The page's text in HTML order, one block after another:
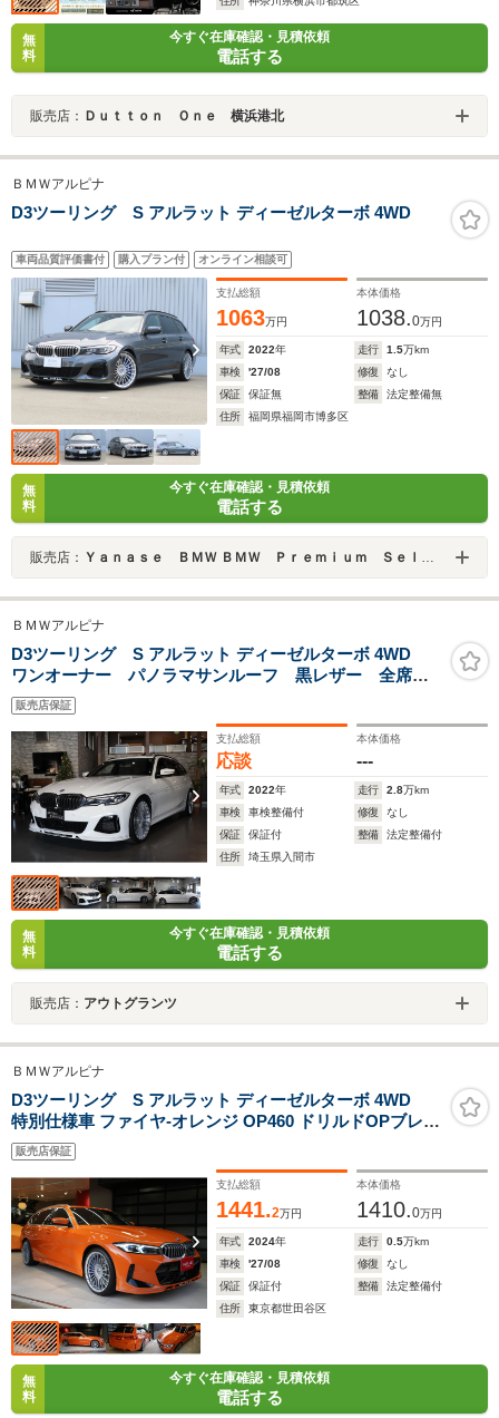
無
料
今すぐ在庫確認・見積依頼
電話する
販売店： Ｄｕｔｔｏｎ Ｏｎｅ 横浜港北
ＢＭＷアルピナ
D3ツーリング S アルラット ディーゼルターボ 4WD
車両品質評価書付 購入プラン付 オンライン相談可
支払総額
1063万円
本体価格
1038.0万円
年式 2022年 走行 1.5万km
車検
'27/08 修復
なし
保証
保証無 整備
法定整備無
住所
福岡県福岡市博多区
無
料
今すぐ在庫確認・見積依頼
電話する
販売店： Ｙａｎａｓｅ ＢＭＷ ＢＭＷ Ｐｒｅｍｉｕｍ Ｓｅｌｅｃｔｉｏｎ 福岡
ＢＭＷアルピナ
D3ツーリング S アルラット ディーゼルターボ 4WD
ワンオーナー パノラマサンルーフ 黒レザー 全席シ
ートヒーター ハーマンカードンスピーカー ヘッドア
ップディスプレイ ACC レザーダッシュ レーザーラ
イト TVチューナー AppleCarPlay
販売店保証
支払総額
応談
本体価格
---
年式 2022年 走行 2.8万km
車検
車検整備付 修復
なし
保証
保証付 整備
法定整備付
住所
埼玉県入間市
無
料
今すぐ在庫確認・見積依頼
電話する
販売店： アウトグランツ
ＢＭＷアルピナ
D3ツーリング S アルラット ディーゼルターボ 4WD
特別仕様車 ファイヤ-オレンジ OP460 ドリルドOPブレ-
キ フルレザ-メリノ パノラマサンル-フ インテリアバイカ
ラ- harman/kardon アルピナライン サテンル-フレ-ル 20
インチ鍛造 シ-トヒ-タ ドラレコ D車
販売店保証
支払総額
1441.2万円
本体価格
1410.0万円
年式 2024年 走行 0.5万km
車検
'27/08 修復
なし
保証
保証付 整備
法定整備付
住所
東京都世田谷区
無
料
今すぐ在庫確認・見積依頼
電話する